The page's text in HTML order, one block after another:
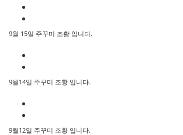
9월 15일 주꾸미 조황 입니다.
9월14일 주꾸미 조황 입니다.
9월12일 주꾸미 조황 입니다.